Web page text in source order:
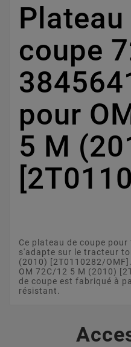
Plateau
coupe
pour
5 M
Ce plateau de coupe
s'adapte sur le tracteur
(2010) [2T0110282/
OM 72C/12 5 M (2010)
de coupe est fabriqué à
résistant.